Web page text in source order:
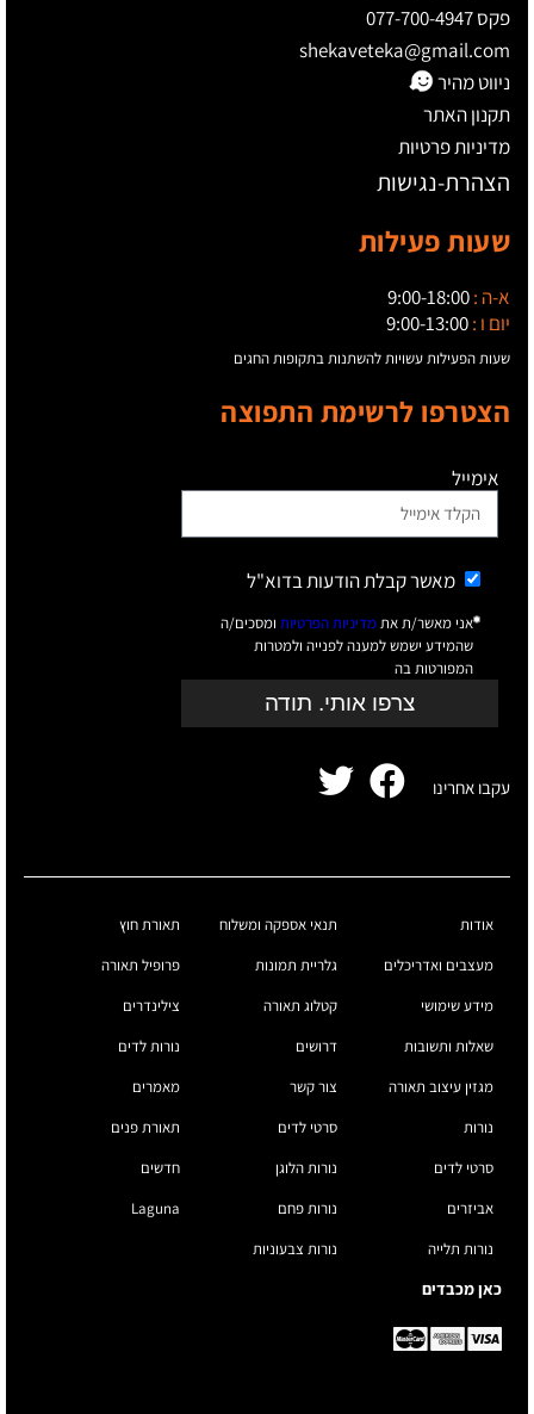
פקס 077-700-4947
shekaveteka@gmail.com
ניווט מהיר
תקנון האתר
מדיניות פרטיות
הצהרת-נגישות
שעות פעילות
א-ה :9:00-18:00
יום ו :9:00-13:00
שעות הפעילות עשויות להשתנות בתקופות החגים
הצטרפו לרשימת התפוצה
אימייל
מאשר קבלת הודעות בדוא"ל
אני מאשר/ת אתמדיניות הפרטיות ומסכים/ה
שהמידע ישמש למענה לפנייה ולמטרות
המפורטות בה
צרפו אותי. תודה
עקבו אחרינו
אודות
מעצבים ואדריכלים
מידע שימושי
שאלות ותשובות
מגזין עיצוב תאורה
תנאי אספקה ומשלוח
גלריית תמונות
קטלוג תאורה
דרושים
צור קשר
תאורת חוץ
פרופיל תאורה
צילינדרים
נורות לדים
מאמרים
נורות
סרטי לדים
אביזרים
נורות תלייה
סרטי לדים
נורות הלוגן
נורות פחם
נורות צבעוניות
תאורת פנים
חדשים
Laguna
כאן מכבדים